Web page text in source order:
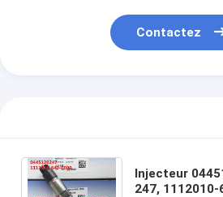
Contactez
Injecteur
247,